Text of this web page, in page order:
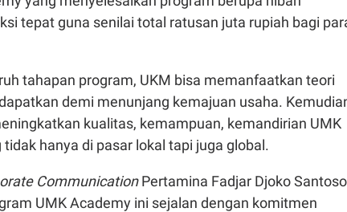
tepat guna senilai total ratusan juta rupiah bagi
tahapan program, UKM bisa memanfaatkan teori
demi menunjang kemajuan usaha.
kualitas, kemampuan, kemandirian UMK
hanya di pasar lokal tapi juga global.
CommunicationPertamina Fadjar Djoko Santoso
UMK Academy ini sejalan dengan komitmen